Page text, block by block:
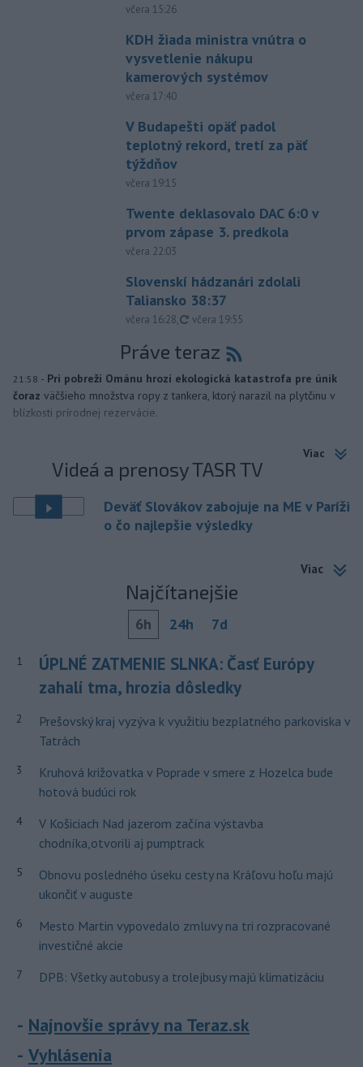
včera 15:26
KDH žiada ministra vnútra o
vysvetlenie nákupu
kamerových systémov
včera 17:40
V Budapešti opäť padol
teplotný rekord, tretí za päť
týždňov
včera 19:15
Twente deklasovalo DAC 6:0 v
prvom zápase 3. predkola
včera 22:03
Slovenskí hádzanári zdolali
Taliansko 38:37
včera 16:28, aktualizované
včera 19:55
Práve teraz
21:58 - Pri pobreží Ománu hrozí ekologická katastrofa pre únik
čoraz väčšieho množstva ropy z tankera, ktorý narazil na plytčinu v
blízkosti prírodnej rezervácie.
Viac
Videá a prenosy TASR TV
Deväť Slovákov zabojuje na ME v Paríži
o čo najlepšie výsledky
Viac
Najčítanejšie
6h 24h 7d
1
ÚPLNÉ ZATMENIE SLNKA: Časť Európy
zahalí tma, hrozia dôsledky
2
Prešovský kraj vyzýva k využitiu bezplatného parkoviska v
Tatrách
3
Kruhová križovatka v Poprade v smere z Hozelca bude
hotová budúci rok
4
V Košiciach Nad jazerom začína výstavba
chodníka,otvorili aj pumptrack
5
Obnovu posledného úseku cesty na Kráľovu hoľu majú
ukončiť v auguste
6
Mesto Martin vypovedalo zmluvy na tri rozpracované
investičné akcie
7 DPB: Všetky autobusy a trolejbusy majú klimatizáciu
Najnovšie správy na Teraz.sk
Vyhlásenia